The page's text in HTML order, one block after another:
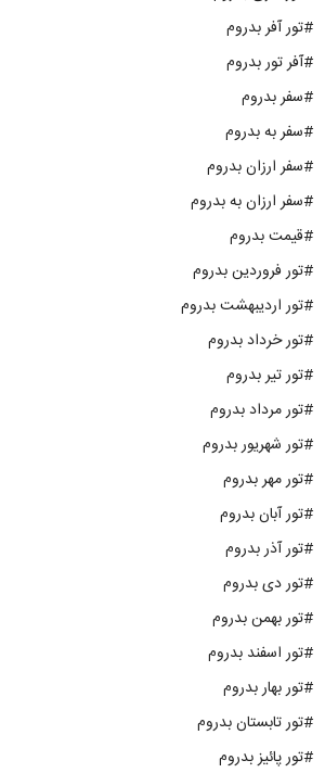
#تور آفر بدروم
#آفر تور بدروم
#سفر بدروم
#سفر به بدروم
#سفر ارزان بدروم
#سفر ارزان به بدروم
#قیمت بدروم
#تور فروردین بدروم
#تور اردیبهشت بدروم
#تور خرداد بدروم
#تور تیر بدروم
#تور مرداد بدروم
#تور شهریور بدروم
#تور مهر بدروم
#تور آبان بدروم
#تور آذر بدروم
#تور دی بدروم
#تور بهمن بدروم
#تور اسفند بدروم
#تور بهار بدروم
#تور تابستان بدروم
#تور پائیز بدروم